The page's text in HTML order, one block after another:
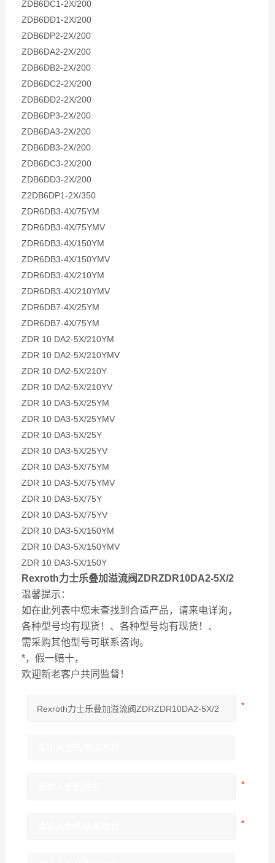
ZDB6DC1-2X/200
ZDB6DD1-2X/200
ZDB6DP2-2X/200
ZDB6DA2-2X/200
ZDB6DB2-2X/200
ZDB6DC2-2X/200
ZDB6DD2-2X/200
ZDB6DP3-2X/200
ZDB6DA3-2X/200
ZDB6DB3-2X/200
ZDB6DC3-2X/200
ZDB6DD3-2X/200
Z2DB6DP1-2X/350
ZDR6DB3-4X/75YM
ZDR6DB3-4X/75YMV
ZDR6DB3-4X/150YM
ZDR6DB3-4X/150YMV
ZDR6DB3-4X/210YM
ZDR6DB3-4X/210YMV
ZDR6DB7-4X/25YM
ZDR6DB7-4X/75YM
ZDR 10 DA2-5X/210YM
ZDR 10 DA2-5X/210YMV
ZDR 10 DA2-5X/210Y
ZDR 10 DA2-5X/210YV
ZDR 10 DA3-5X/25YM
ZDR 10 DA3-5X/25YMV
ZDR 10 DA3-5X/25Y
ZDR 10 DA3-5X/25YV
ZDR 10 DA3-5X/75YM
ZDR 10 DA3-5X/75YMV
ZDR 10 DA3-5X/75Y
ZDR 10 DA3-5X/75YV
ZDR 10 DA3-5X/150YM
ZDR 10 DA3-5X/150YMV
ZDR 10 DA3-5X/150Y
Rexroth力士乐叠加溢流阀ZDRZDR10DA2-5X/2
温馨提示：
如在此列表中您未查找到合适产品，请来电详询，
各种型号均有现货！、各种型号均有现货！、
需采购其他型号可联系咨询。
*，假一赔十，
欢迎新老客户共同监督！